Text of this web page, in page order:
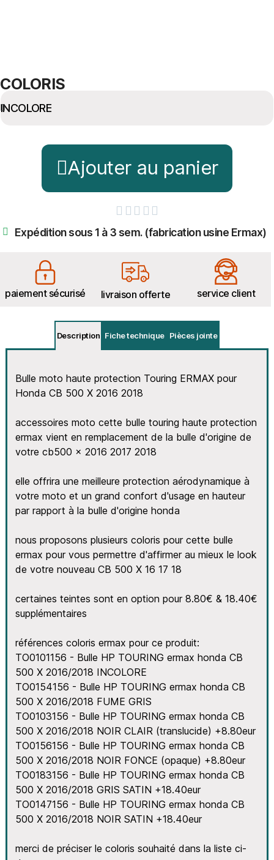
COLORIS
Ajouter au panier
    
Expédition sous 1 à 3 sem. (fabrication usine Ermax)
paiement sécurisé livraison offerte service client
Description Fiche technique Pièces jointe
Bulle moto haute protection Touring ERMAX pour
Honda CB 500 X 2016 2018
accessoires moto cette bulle touring haute protection
ermax vient en remplacement de la bulle d'origine de
votre cb500 x 2016 2017 2018
elle offrira une meilleure protection aérodynamique à
votre moto et un grand confort d'usage en hauteur
par rapport à la bulle d'origine honda
nous proposons plusieurs coloris pour cette bulle
ermax pour vous permettre d'affirmer au mieux le look
de votre nouveau CB 500 X 16 17 18
certaines teintes sont en option pour 8.80€ & 18.40€
supplémentaires
références coloris ermax pour ce produit:
TO0101156 - Bulle HP TOURING ermax honda CB
500 X 2016/2018 INCOLORE
TO0154156 - Bulle HP TOURING ermax honda CB
500 X 2016/2018 FUME GRIS
TO0103156 - Bulle HP TOURING ermax honda CB
500 X 2016/2018 NOIR CLAIR (translucide) +8.80eur
TO0156156 - Bulle HP TOURING ermax honda CB
500 X 2016/2018 NOIR FONCE (opaque) +8.80eur
TO0183156 - Bulle HP TOURING ermax honda CB
500 X 2016/2018 GRIS SATIN +18.40eur
TO0147156 - Bulle HP TOURING ermax honda CB
500 X 2016/2018 NOIR SATIN +18.40eur
merci de préciser le coloris souhaité dans la liste ci-